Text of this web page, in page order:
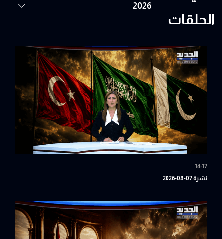
الحلقات
14:17
نشرة 07-08-2026